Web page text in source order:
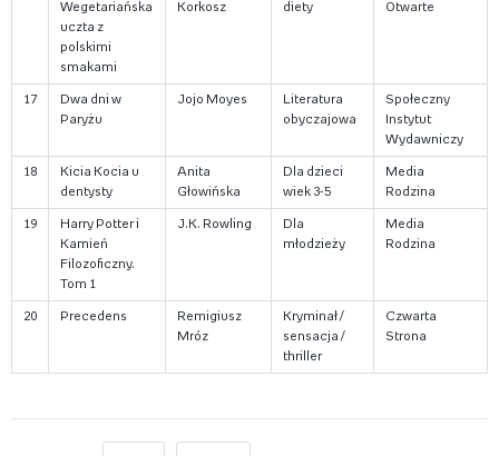
Wegetariańska
uczta z
polskimi
smakami
Korkosz
diety
Otwarte
17
Dwa dni w
Paryżu
Jojo Moyes
Literatura
obyczajowa
Społeczny
Instytut
Wydawniczy
18
Kicia Kocia u
dentysty
Anita
Głowińska
Dla dzieci
wiek 3-5
Media
Rodzina
19
Harry Potter i
Kamień
Filozoficzny.
Tom 1
J.K. Rowling
Dla
młodzieży
Media
Rodzina
20 Precedens
Remigiusz
Mróz
Kryminał /
sensacja /
thriller
Czwarta
Strona